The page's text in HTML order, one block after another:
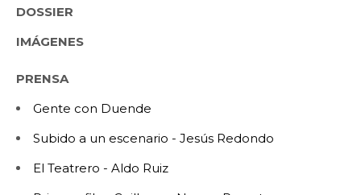
DOSSIER
IMÁGENES
PRENSA
Gente con Duende
Subido a un escenario - Jesús Redondo
El Teatrero - Aldo Ruiz